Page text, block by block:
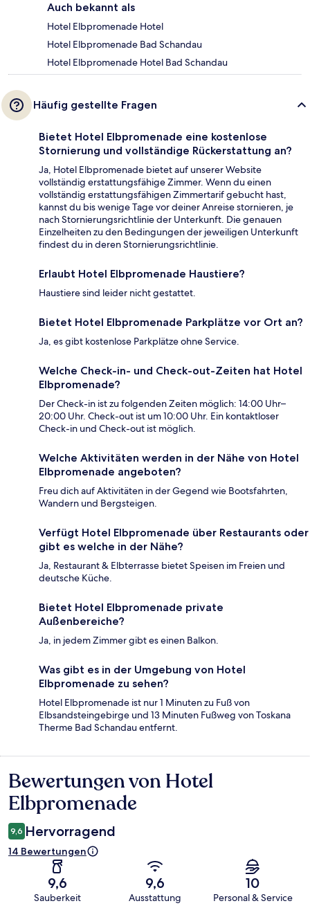
Auch bekannt als
Hotel Elbpromenade Hotel
Hotel Elbpromenade Bad Schandau
Hotel Elbpromenade Hotel Bad Schandau
Häufig gestellte Fragen
Bietet Hotel Elbpromenade eine kostenlose
Stornierung und vollständige Rückerstattung an?
Ja, Hotel Elbpromenade bietet auf unserer Website
vollständig erstattungsfähige Zimmer. Wenn du einen
vollständig erstattungsfähigen Zimmertarif gebucht hast,
kannst du bis wenige Tage vor deiner Anreise stornieren, je
nach Stornierungsrichtlinie der Unterkunft. Die genauen
Einzelheiten zu den Bedingungen der jeweiligen Unterkunft
findest du in deren Stornierungsrichtlinie.
Erlaubt Hotel Elbpromenade Haustiere?
Haustiere sind leider nicht gestattet.
Bietet Hotel Elbpromenade Parkplätze vor Ort an?
Ja, es gibt kostenlose Parkplätze ohne Service.
Welche Check-in- und Check-out-Zeiten hat Hotel
Elbpromenade?
Der Check-in ist zu folgenden Zeiten möglich: 14:00 Uhr–
20:00 Uhr. Check-out ist um 10:00 Uhr. Ein kontaktloser
Check-in und Check-out ist möglich.
Welche Aktivitäten werden in der Nähe von Hotel
Elbpromenade angeboten?
Freu dich auf Aktivitäten in der Gegend wie Bootsfahrten,
Wandern und Bergsteigen.
Verfügt Hotel Elbpromenade über Restaurants oder
gibt es welche in der Nähe?
Ja, Restaurant & Elbterrasse bietet Speisen im Freien und
deutsche Küche.
Bietet Hotel Elbpromenade private
Außenbereiche?
Ja, in jedem Zimmer gibt es einen Balkon.
Was gibt es in der Umgebung von Hotel
Elbpromenade zu sehen?
Hotel Elbpromenade ist nur 1 Minuten zu Fuß von
Elbsandsteingebirge und 13 Minuten Fußweg von Toskana
Therme Bad Schandau entfernt.
Bewertungen
Bewertungen von Hotel
Elbpromenade
9,6 Hervorragend
14 Bewertungen
9,6
Sauberkeit
9,6
Ausstattung
10
Personal & Service